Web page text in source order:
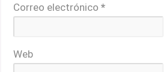
Correo electrónico*
Web